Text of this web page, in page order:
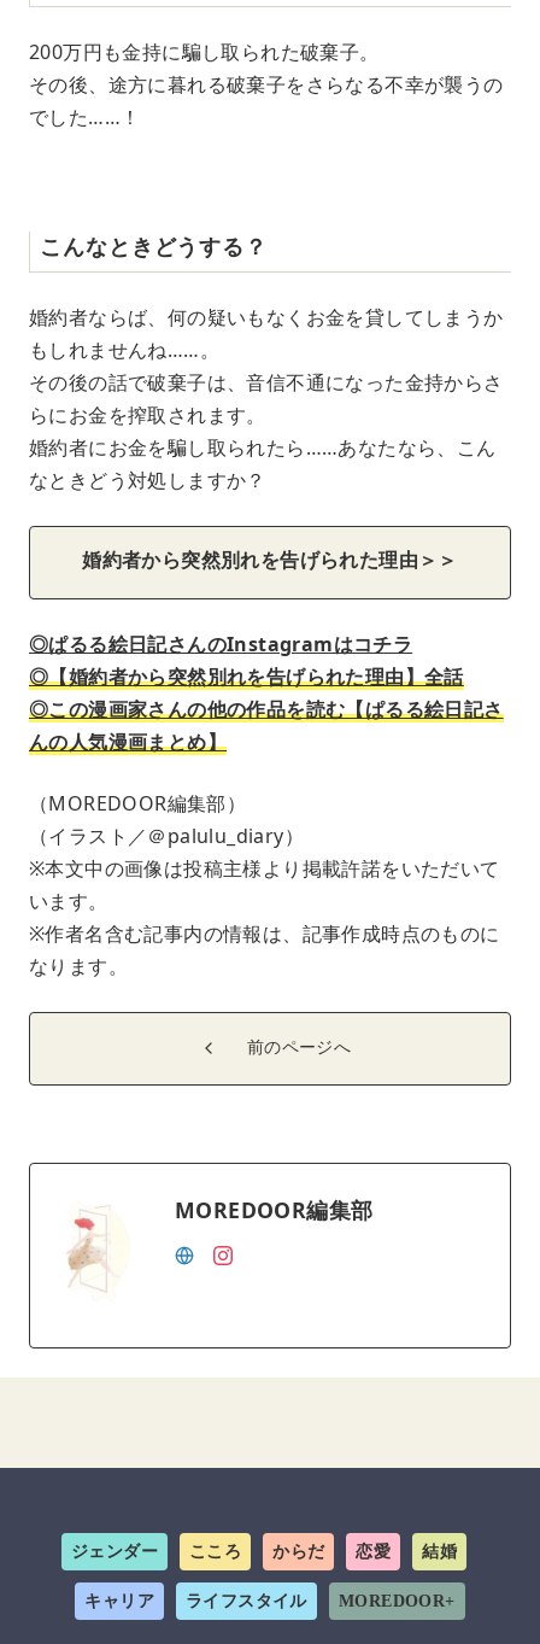
200万円も金持に騙し取られた破棄子。
その後、途方に暮れる破棄子をさらなる不幸が襲うの
でした……！
こんなときどうする？
婚約者ならば、何の疑いもなくお金を貸してしまうか
もしれませんね……。
その後の話で破棄子は、音信不通になった金持からさ
らにお金を搾取されます。
婚約者にお金を騙し取られたら……あなたなら、こん
なときどう対処しますか？
婚約者から突然別れを告げられた理由＞＞
◎ぱるる絵日記さんのInstagramはコチラ
◎【婚約者から突然別れを告げられた理由】全話
◎この漫画家さんの他の作品を読む【ぱるる絵日記さ
んの人気漫画まとめ】
（MOREDOOR編集部）
（イラスト／＠palulu_diary）
※本文中の画像は投稿主様より掲載許諾をいただいて
います。
※作者名含む記事内の情報は、記事作成時点のものに
なります。
前のページへ
MOREDOOR編集部
ジェンダー こころ からだ 恋愛 結婚
キャリア ライフスタイル MOREDOOR+